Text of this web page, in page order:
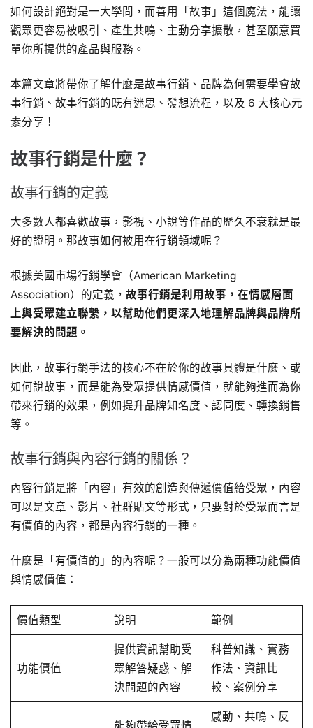
如何設計絕對是一大學問，而善用「故事」這個魔法，能讓
觀眾更容易被吸引、產生共鳴、主動分享擴散，甚至願意買
單你所提供的產品與服務。
本篇文章將帶你了解什麼是故事行銷、品牌為何需要學會故
事行銷、故事行銷的既有迷思、發想流程，以及 6 大核心元
素分享！
故事行銷是什麼？
故事行銷的定義
大多數人都喜歡故事，影視、小說等作品的歷久不衰就是最
好的證明。那故事如何被用在行銷領域呢？
根據美國市場行銷學會（American Marketing
Association）的定義， 故事行銷是利用故事，在情感層面
上與受眾建立聯繫，以幫助他們更深入地理解品牌與品牌所
要解決的問題。
因此，故事行銷手法的核心不在於你的故事具體是什麼、或
如何說故事，而是能為受眾提供情感價值，就能夠進而為你
帶來行銷的效果，例如提升品牌知名度、認同度、轉換銷售
等。
故事行銷與內容行銷的關係？
內容行銷是將「內容」有效的創造與傳遞價值給受眾，內容
可以是文章、影片、社群貼文等形式，只要對於受眾而言是
有價值的內容，都是內容行銷的一種。
什麼是「有價值的」的內容呢？一般可以分為兩種功能價值
與情感價值：
價值類型 說明 範例
功能價值
提供資訊幫助受
眾解答疑惑、解
決問題的內容
科普知識、實務
作法、資訊比
較、案例分享
感動、共鳴、反